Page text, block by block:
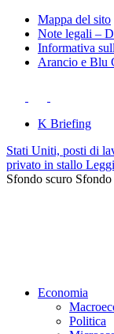
Mappa del sito
Note legali –
Informativa
Arancio e Blu
K Briefing
Stati Uniti, posti di
privato in stallo
Sfondo scuro
Economia
Politica